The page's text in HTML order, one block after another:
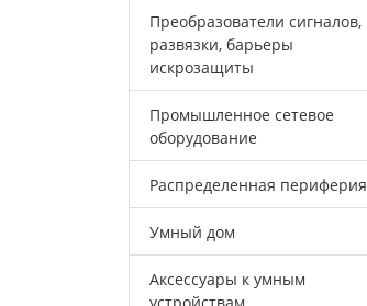
Преобразователи сигналов,
развязки, барьеры
искрозащиты
Промышленное сетевое
оборудование
Распределенная периферия
Умный дом
Аксессуары к умным
устройствам